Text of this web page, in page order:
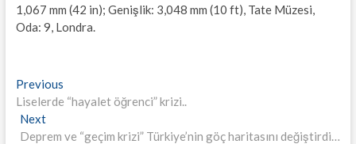
1,067 mm (42 in); Genişlik: 3,048 mm (10 ft), Tate Müzesi,
Oda: 9, Londra.
Yazı
gezinmesi
PreviousPrevious
post:
Liselerde “hayalet öğrenci” krizi..
NextNext
post:
Deprem ve “geçim krizi” Türkiye’nin göç haritasını değiştirdi…